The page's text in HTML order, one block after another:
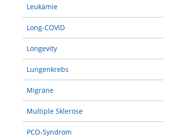
Leukämie
Long-COVID
Longevity
Lungenkrebs
Migräne
Multiple Sklerose
PCO-Syndrom